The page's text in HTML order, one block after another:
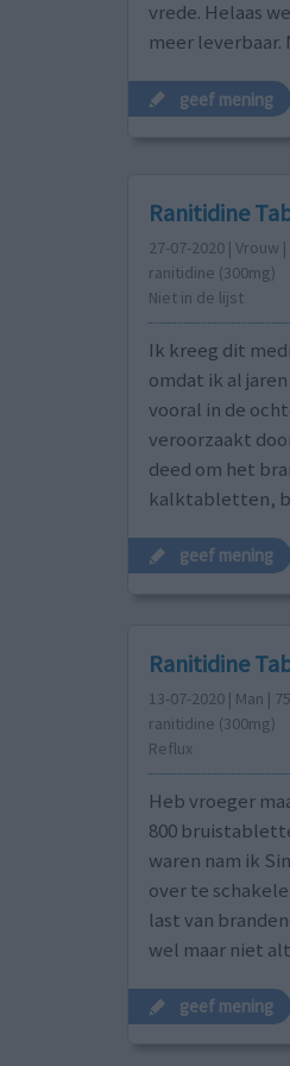
vrede. Helaas
meer
geef mening
Ranitidine
27-07-2020 | Vrouw |
ranitidine (300mg)
Niet in de lijst
Ik kreeg dit
omdat ik al
vooral in de
veroorzaakt
deed om het
kalktabletten,
geef mening
Ranitidine
13-07-2020 | Man | 75
ranitidine (300mg)
Reflux
Heb vroeger
800
waren nam ik
over te
last van
wel maar niet
geef mening